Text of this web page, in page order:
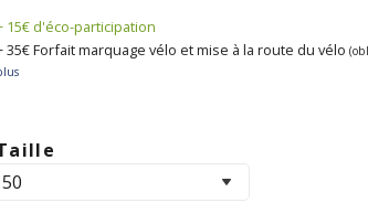
15€ d'éco-participation
35€ Forfait marquage vélo et mise à la route du vélo